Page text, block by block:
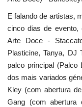
E falando de artistas,
cinco dias de
Arte Doce -
Plasticine, Tanya, DJ
palco principal (Palco
dos mais variados
Kley (com abertura
Gang (com abertura